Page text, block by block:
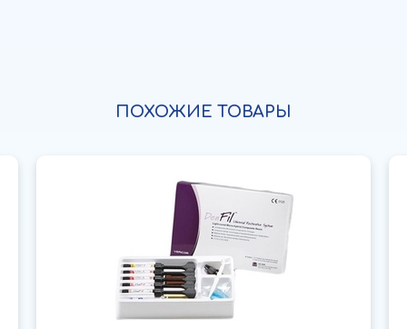
ПОХОЖИЕ ТОВАРЫ